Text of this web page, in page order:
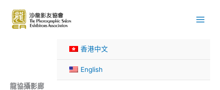
content
香港中文
English
龍協攝影廊